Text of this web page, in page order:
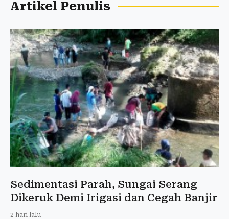
Artikel Penulis
Sedimentasi Parah, Sungai Serang
Dikeruk Demi Irigasi dan Cegah Banjir
2 hari lalu